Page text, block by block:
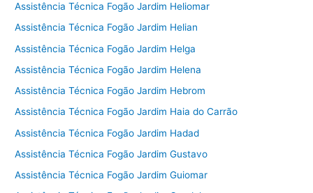
Assistência Técnica Fogão Jardim Heliomar
Assistência Técnica Fogão Jardim Helian
Assistência Técnica Fogão Jardim Helga
Assistência Técnica Fogão Jardim Helena
Assistência Técnica Fogão Jardim Hebrom
Assistência Técnica Fogão Jardim Haia do Carrão
Assistência Técnica Fogão Jardim Hadad
Assistência Técnica Fogão Jardim Gustavo
Assistência Técnica Fogão Jardim Guiomar